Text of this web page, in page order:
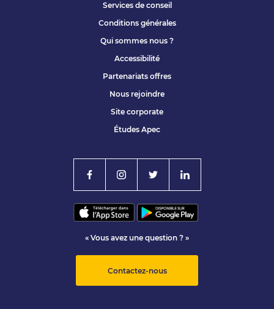
Services de conseil
Conditions générales
Qui sommes nous ?
Accessibilité
Partenariats offres
Nous rejoindre
Site corporate
Études Apec
« Vous avez une question ? »
Contactez-nous